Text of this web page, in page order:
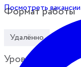
Посмотреть вакансии
Формат работы
Удалённо
Уровень